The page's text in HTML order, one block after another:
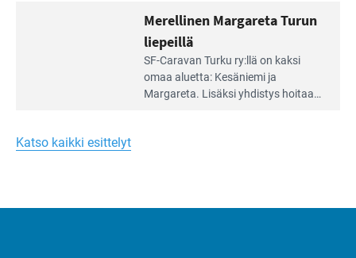
kymmenen paikkaa ilman sähköä.
Turun
liepeillä
Merellinen Margareta Turun
liepeillä
SF-Caravan Turku ry:llä on kaksi
omaa aluet­ta: Kesäniemi ja
Margareta. Lisäksi yhdis­tys hoitaa
Katso kaikki esittelyt